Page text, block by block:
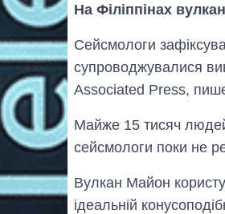
На Філіппінах
Сейсмологи
супроводжувалися
Associated Press,
Майже 15 тисяч
сейсмологи поки не
Вулкан Майон
ідеальній